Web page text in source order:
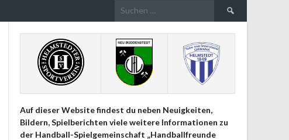
Suchen
Auf dieser Website findest du neben Neuigkeiten,
Bildern, Spielberichten viele weitere Informationen zu
der Handball-Spielgemeinschaft „Handballfreunde